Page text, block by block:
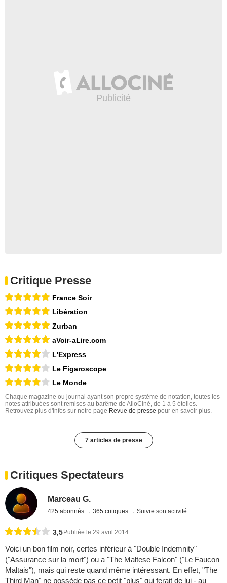
Critique Presse
France Soir
Libération
Zurban
aVoir-aLire.com
L'Express
Le Figaroscope
Le Monde
Chaque magazine ou journal ayant son propre système de notation, toutes les
notes attribuées sont remises au barême de AlloCiné, de 1 à 5 étoiles.
Retrouvez plus d'infos sur notre page Revue de presse pour en savoir plus.
7 articles de presse
Critiques Spectateurs
Marceau G.
425 abonnés 365 critiques Suivre son activité
3,5 Publiée le 29 avril 2014
Voici un bon film noir, certes inférieur à "Double Indemnity"
("Assurance sur la mort") ou a "The Maltese Falcon" ("Le Faucon
Maltais"), mais qui reste quand même intéressant. En effet, "The
Third Man" ne possède pas ce petit "plus" qui ferait de lui - au